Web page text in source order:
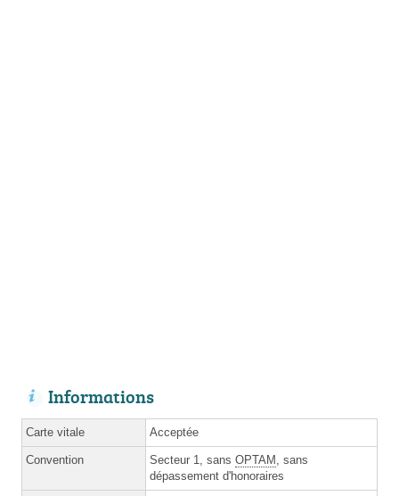
Informations
Carte vitale Acceptée
Convention Secteur 1, sans OPTAM , sans
dépassement d'honoraires